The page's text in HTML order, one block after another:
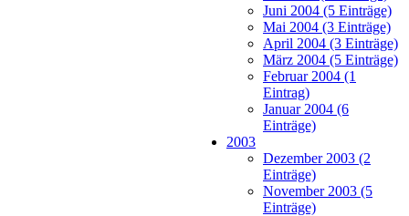
Juni 2004 (5 Einträge)
Mai 2004 (3 Einträge)
April 2004 (3 Einträge)
März 2004 (5 Einträge)
Februar 2004 (1
Eintrag)
Januar 2004 (6
Einträge)
2003
Dezember 2003 (2
Einträge)
November 2003 (5
Einträge)